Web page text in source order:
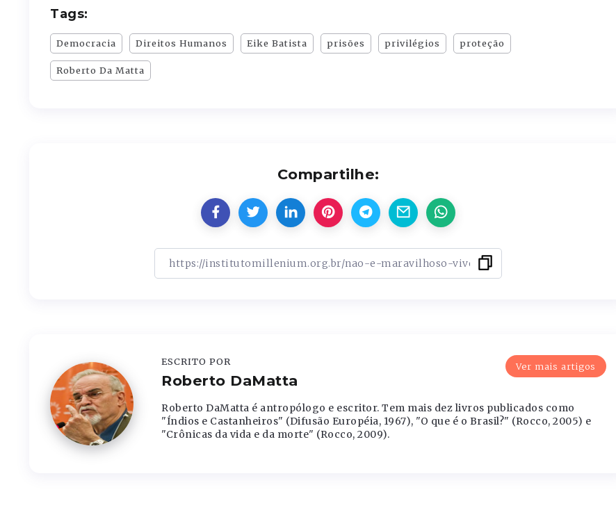
Tags:
Democracia Direitos Humanos Eike Batista prisões privilégios proteção
Roberto Da Matta
Compartilhe:
Ver mais artigos
ESCRITO POR
Roberto DaMatta
Roberto DaMatta é antropólogo e escritor. Tem mais dez livros publicados como
"Índios e Castanheiros" (Difusão Européia, 1967), "O que é o Brasil?" (Rocco, 2005) e
"Crônicas da vida e da morte" (Rocco, 2009).